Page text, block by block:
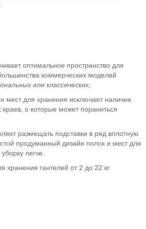
оптимальное пространство для
коммерческих моделей
или классических;
мест для хранения исключает наличие
краев, о которые может пораниться
размещать подставки в ряд вплотную
продуманный дизайн полок и мест для
легче.
хранения гантелей от 2 до 22 кг